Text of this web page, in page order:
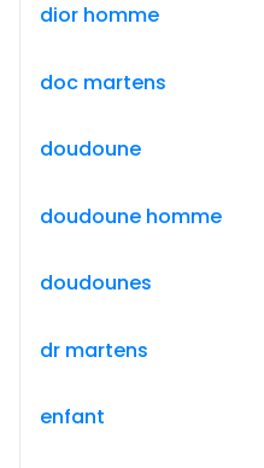
dior homme
doc martens
doudoune
doudoune homme
doudounes
dr martens
enfant